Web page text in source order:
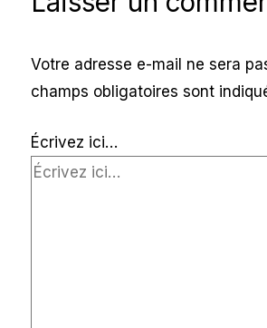
Votre adresse e-mail ne sera
champs obligatoires sont
Écrivez ici…